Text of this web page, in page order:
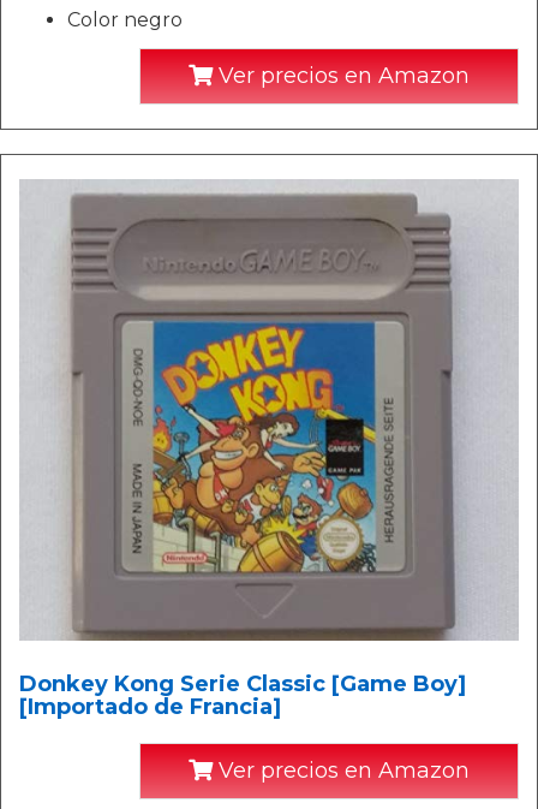
Color negro
Ver precios en Amazon
Donkey Kong Serie Classic [Game Boy]
[Importado de Francia]
Ver precios en Amazon